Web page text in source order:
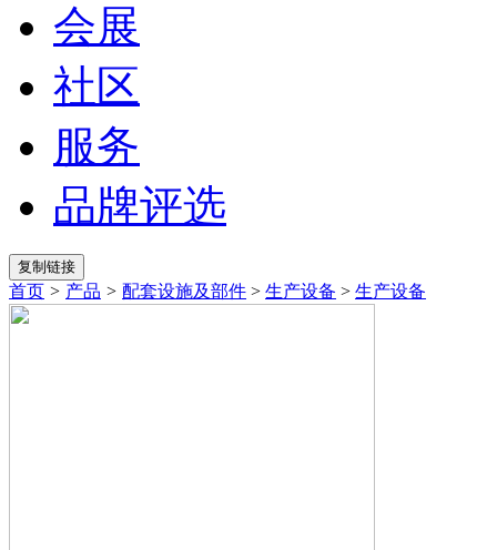
会展
社区
服务
品牌评选
首页 > 产品 > 配套设施及部件 > 生产设备 > 生产设备